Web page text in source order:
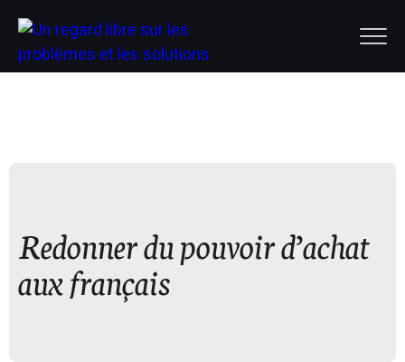
Redonner du pouvoir d’achat
aux français